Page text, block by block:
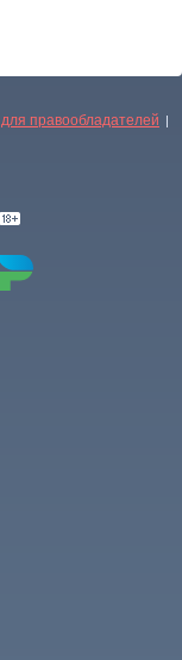
для правообладателей |